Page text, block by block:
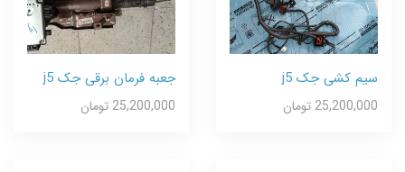
سیم کشی جک j5
25,200,000 تومان
جعبه فرمان برقی جک j5
25,200,000 تومان